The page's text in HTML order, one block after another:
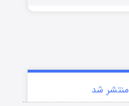
منتشر شد